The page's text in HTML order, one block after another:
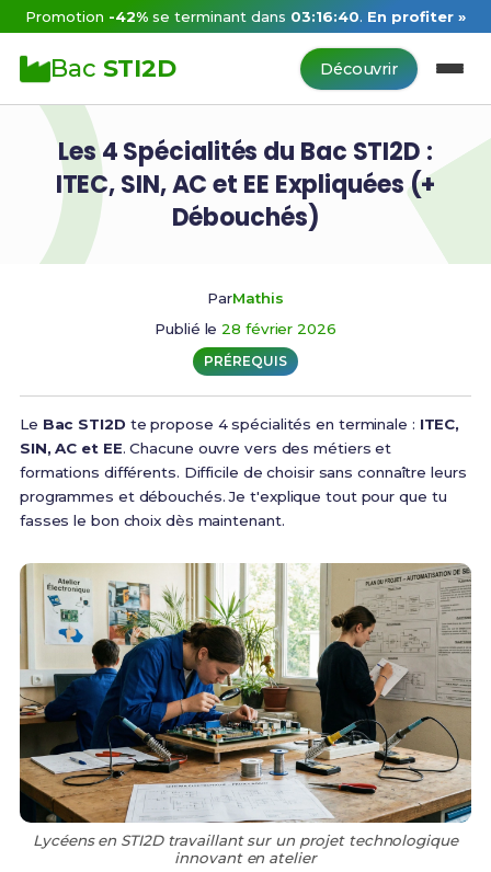
Promotion -42% se terminant dans 03:16:39. En profiter »
Bac STI2D Découvrir
Les 4 Spécialités du Bac STI2D :
ITEC, SIN, AC et EE Expliquées (+
Débouchés)
ParMathis
Publié le 28 février 2026
PRÉREQUIS
Le Bac STI2D te propose 4 spécialités en terminale : ITEC,
SIN, AC et EE. Chacune ouvre vers des métiers et
formations différents. Difficile de choisir sans connaître leurs
programmes et débouchés. Je t'explique tout pour que tu
fasses le bon choix dès maintenant.
Lycéens en STI2D travaillant sur un projet technologique
innovant en atelier